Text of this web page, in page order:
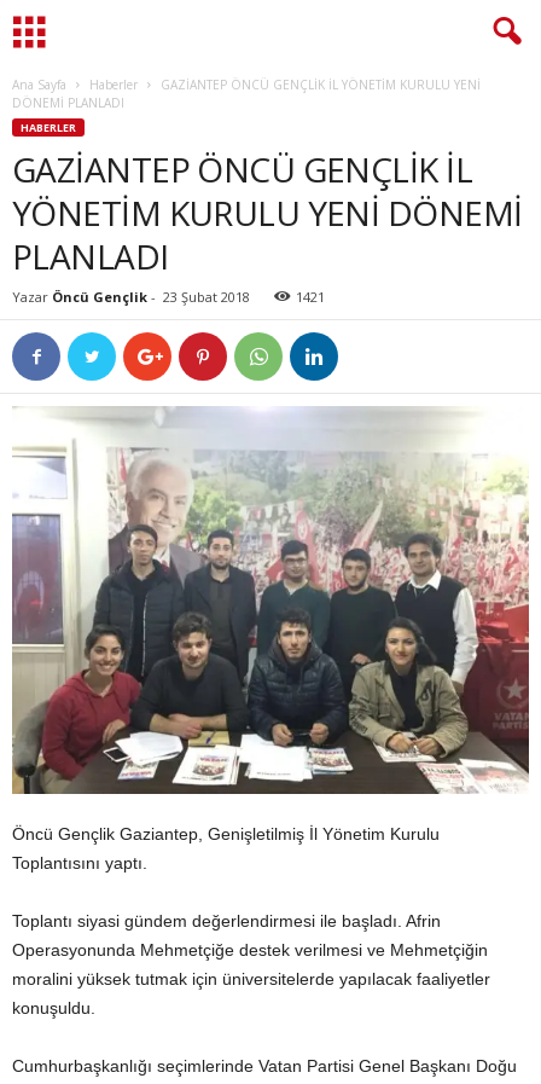
Ana Sayfa Haberler
GAZİANTEP ÖNCÜ GENÇLİK İL YÖNETİM KURULU YENİ
DÖNEMİ PLANLADI
HABERLER
GAZİANTEP ÖNCÜ GENÇLİK İL
YÖNETİM KURULU YENİ DÖNEMİ
PLANLADI
Yazar Öncü Gençlik - 23 Şubat 2018 1421
Öncü Gençlik Gaziantep, Genişletilmiş İl Yönetim Kurulu
Toplantısını yaptı.
Toplantı siyasi gündem değerlendirmesi ile başladı. Afrin
Operasyonunda Mehmetçiğe destek verilmesi ve Mehmetçiğin
moralini yüksek tutmak için üniversitelerde yapılacak faaliyetler
konuşuldu.
Cumhurbaşkanlığı seçimlerinde Vatan Partisi Genel Başkanı Doğu